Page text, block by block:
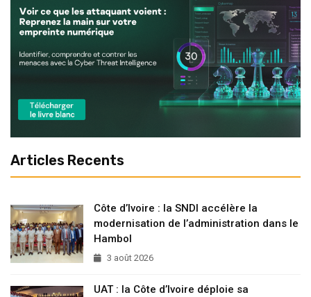
Articles Recents
Côte d’Ivoire : la SNDI accélère la
modernisation de l’administration dans le
Hambol
3 août 2026
UAT : la Côte d’Ivoire déploie sa